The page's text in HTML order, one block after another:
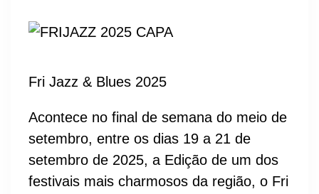
Fri Jazz & Blues 2025
Acontece no final de semana do meio de
setembro, entre os dias 19 a 21 de
setembro de 2025, a Edição de um dos
festivais mais charmosos da região, o Fri